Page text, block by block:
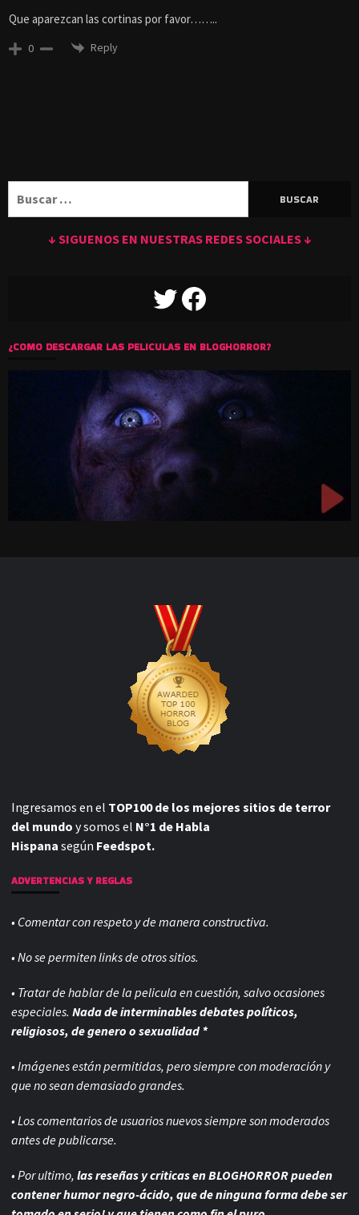
Que aparezcan las cortinas por favor……..
0 Reply
↓ SIGUENOS EN NUESTRAS REDES SOCIALES ↓
TWITTERFACEBOOK
¿COMO DESCARGAR LAS PELICULAS EN BLOGHORROR?
Ingresamos en el TOP100 de los mejores sitios de terror
del mundo y somos el N°1 de Habla
Hispana según Feedspot.
ADVERTENCIAS Y REGLAS
• Comentar con respeto y de manera constructiva.
• No se permiten links de otros sitios.
• Tratar de hablar de la pelicula en cuestión, salvo ocasiones
especiales. Nada de interminables debates políticos,
religiosos, de genero o sexualidad *
• Imágenes están permitidas, pero siempre conmoderación y
que no sean demasiado grandes.
• Los comentarios de usuarios nuevos siempre son moderados
antes de publicarse.
• Por ultimo, las reseñas y criticas en BLOGHORROR pueden
contener humor negro-ácido, que de ninguna forma debe ser